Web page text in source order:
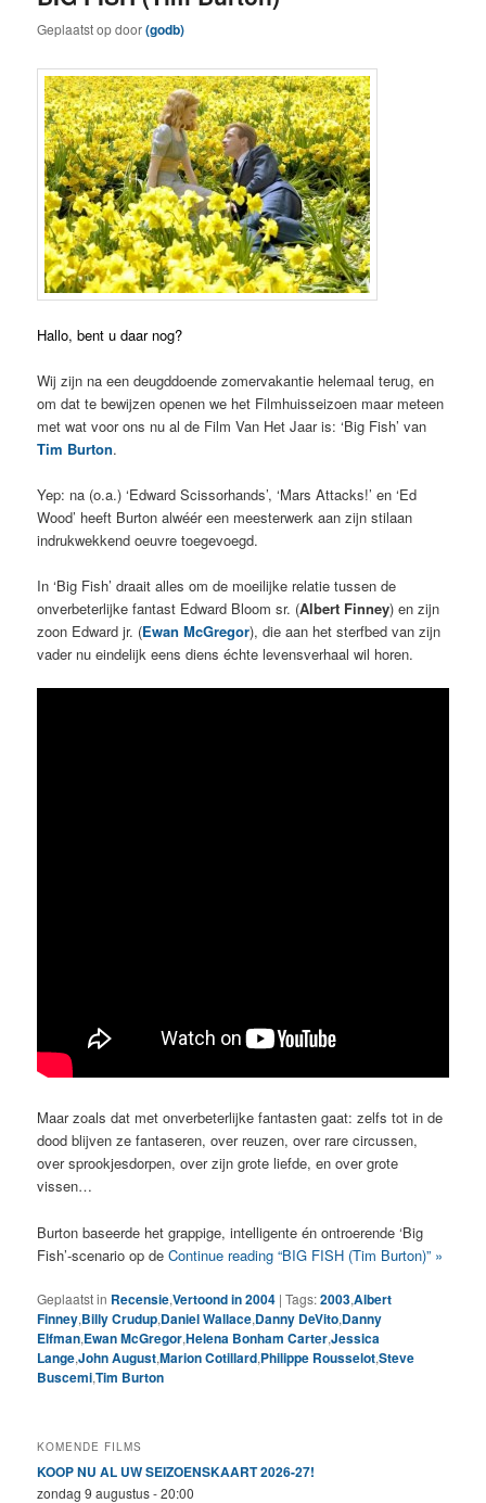
Geplaatst opdoor(godb)
Hallo, bent u daar nog?
Wij zijn na een deugddoende zomervakantie helemaal terug, en
om dat te bewijzen openen we het Filmhuisseizoen maar meteen
met wat voor ons nu al de Film Van Het Jaar is: ‘Big Fish’ van
Tim Burton.
Yep: na (o.a.) ‘Edward Scissorhands’, ‘Mars Attacks!’ en ‘Ed
Wood’ heeft Burton alwéér een meesterwerk aan zijn stilaan
indrukwekkend oeuvre toegevoegd.
In ‘Big Fish’ draait alles om de moeilijke relatie tussen de
onverbeterlijke fantast Edward Bloom sr. (Albert Finney) en zijn
zoon Edward jr. (Ewan McGregor), die aan het sterfbed van zijn
vader nu eindelijk eens diens échte levensverhaal wil horen.
Maar zoals dat met onverbeterlijke fantasten gaat: zelfs tot in de
dood blijven ze fantaseren, over reuzen, over rare circussen,
over sprookjesdorpen, over zijn grote liefde, en over grote
vissen…
Burton baseerde het grappige, intelligente én ontroerende ‘Big
Fish’-scenario op deContinue reading “BIG FISH (Tim Burton)” »
Geplaatst in Recensie,Vertoond in 2004 |Tags:2003,Albert
Finney,Billy Crudup,Daniel Wallace,Danny DeVito,Danny
Elfman,Ewan McGregor,Helena Bonham Carter,Jessica
Lange,John August,Marion Cotillard,Philippe Rousselot,Steve
Buscemi,Tim Burton
KOMENDE FILMS
KOOP NU AL UW SEIZOENSKAART 2026-27!
zondag 9 augustus - 20:00